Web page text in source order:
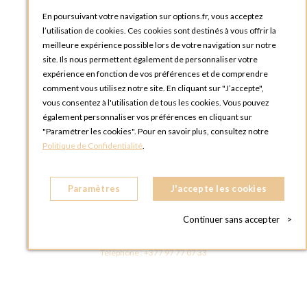
OPTIONS ROUEN
Rue du Clos Tellier
76800 Saint-Etienne-du-Rouvray
FRANCE
Téléphone :+33 2 35 08 38 53
OPTIONS TOULOUSE
6 rue Gaye Marie, ZAC de Saint-Martin du Touch
31300 Toulouse
FRANCE
OPTIONS MC
Téléphone :+377 97 77 07 33
En poursuivant votre navigation sur options.fr, vous acceptez
l’utilisation de cookies. Ces cookies sont destinés à vous offrir la
meilleure expérience possible lors de votre navigation sur notre
site. Ils nous permettent également de personnaliser votre
expérience en fonction de vos préférences et de comprendre
comment vous utilisez notre site. En cliquant sur "J’accepte",
vous consentez à l'utilisation de tous les cookies. Vous pouvez
également personnaliser vos préférences en cliquant sur
"Paramétrer les cookies". Pour en savoir plus, consultez notre
Politique de Confidentialité.
Paramètres J'accepte les cookies
Continuer sans accepter >